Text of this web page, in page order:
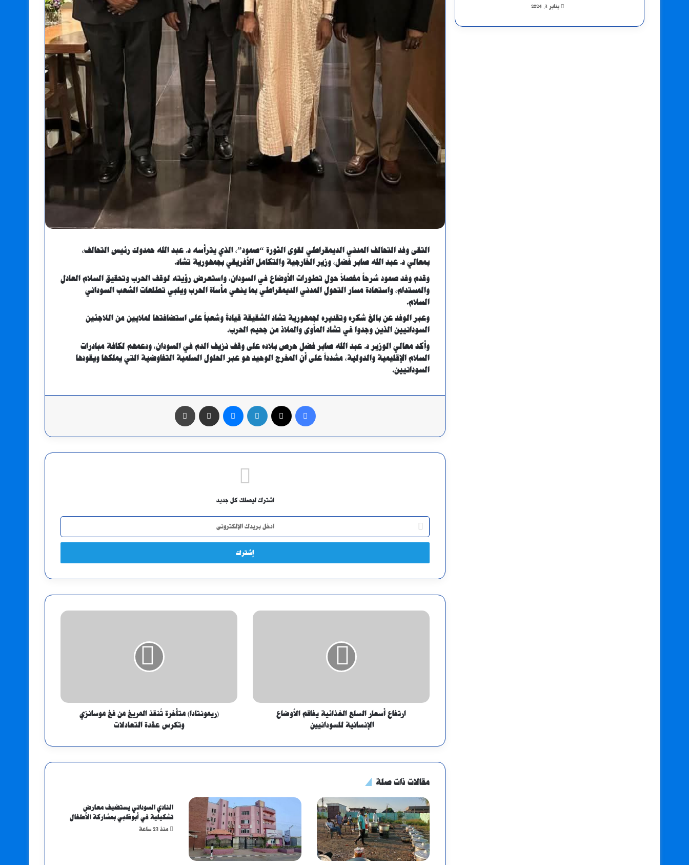
التقى وفد التحالف المدني الديمقراطي لقوى الثورة “صمود”، الذي يترأسه د. عبد الله حمدوك رئيس التحالف،
بمعالي د. عبد الله صابر فضل، وزير الخارجية والتكامل الأفريقي بجمهورية تشاد.
وقدم وفد صمود شرحاً مفصلاً حول تطورات الأوضاع في السودان، واستعرض رؤيته لوقف الحرب وتحقيق السلام العادل
والمستدام، واستعادة مسار التحول المدني الديمقراطي بما ينهي مأساة الحرب ويلبي تطلعات الشعب السوداني
السلام.
وعبر الوفد عن بالغ شكره وتقديره لجمهورية تشاد الشقيقة قيادةً وشعباً على استضافتها لملايين من اللاجئين
السودانيين الذين وجدوا في تشاد المأوى والملاذ من جحيم الحرب.
وأكد معالي الوزير د. عبد الله صابر فضل حرص بلاده على وقف نزيف الدم في السودان، ودعمهم لكافة مبادرات
السلام الإقليمية والدولية، مشدداً على أن المخرج الوحيد هو عبر الحلول السلمية التفاوضية التي يملكها ويقودها
السودانيين.
فيسبوك لينكدإن ماسنجر مشاركة عبر البريد
اشترك ليصلك كل جديد
أدخل
بريدك
الإلكتروني
ارتفاع أسعار السلع الغذائية يفاقم الأوضاع
الإنسانية للسودانيين
(ريمونتادا) متأخرة تُنقذ المريخ من فخ موسانزي
وتكرس عقدة التعادلات
مقالات ذات صلة
النادي السوداني يستضيف معارض
تشكيلية في أبوظبي بمشاركة الأطفال
منذ 23 ساعة
يناير 3, 2024